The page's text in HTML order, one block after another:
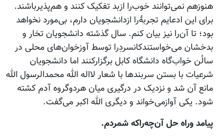
هنوزهم نمی‌توانند خوب‌را ازبد تفکیک کنند و هم‌پذیرباشند.
برای این ادعایم تجربۀ‌را ازدانشجویان دارم، بی‌مورد نخواهد
بود؛ تا آن‌را نیز بیان کنم. سال‌ گذشته دانشجویان تخار و
بدخشان می‌خواستندکانسردِرا توسط آوزخوان‌های محلی‌ در
سالُن خواب‌گاه دانشگاه کابل برگزارکنند اما دانشجویان
شرعیات با بستن سربندها با شعار لااله الله محمدالرسول الله
مانع آن شد و نزدیک در درگیری میان هردوگروه آدم کشته
شود. یکی آوازمی‌خواند و دیگری الله اکبر می‌گفت.
پیامد وراه حل آن‌چه‌راکه شمردم.